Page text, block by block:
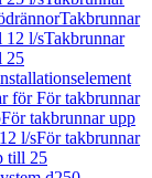
Takbrunnar
12 l/sTakbrunnar
25
för För takbrunnar
För takbrunnar upp
l/sFör takbrunnar
till 25